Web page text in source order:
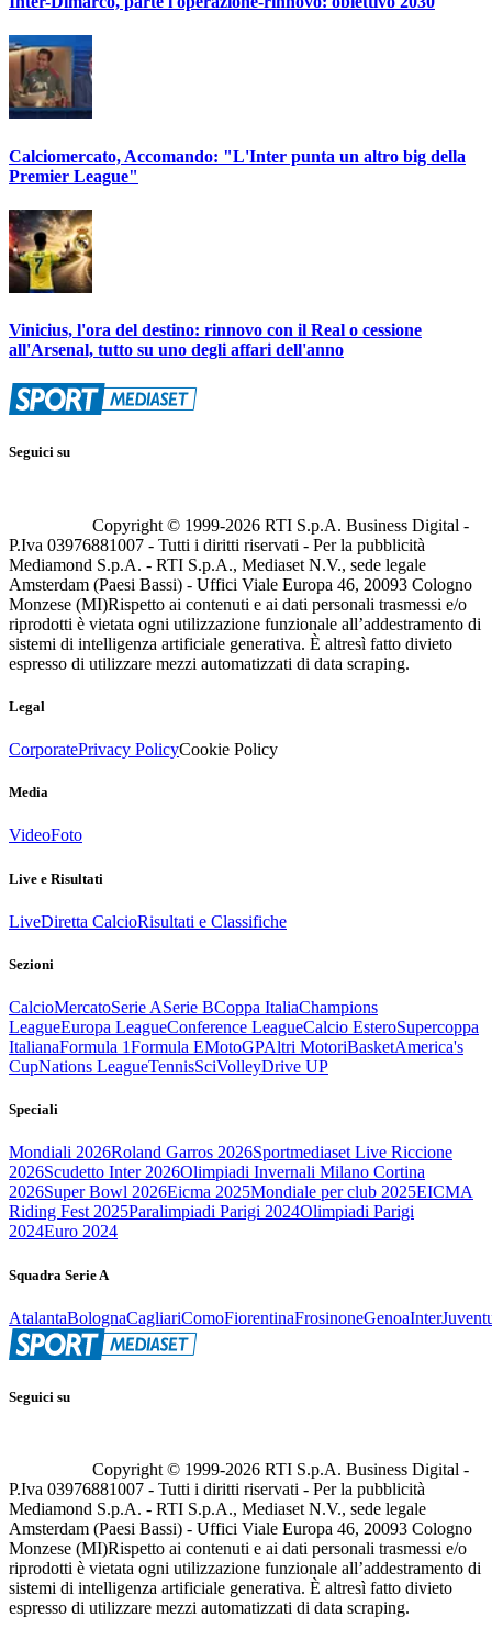
Calciomercato, Accomando: "L'Inter punta un altro big della
Premier League"
Vinicius, l'ora del destino: rinnovo con il Real o cessione
all'Arsenal, tutto su uno degli affari dell'anno
Seguici su
Copyright © 1999-2026 RTI S.p.A. Business Digital -
P.Iva 03976881007 - Tutti i diritti riservati - Per la pubblicità
Mediamond S.p.A. - RTI S.p.A., Mediaset N.V., sede legale
Amsterdam (Paesi Bassi) - Uffici Viale Europa 46, 20093 Cologno
Monzese (MI)Rispetto ai contenuti e ai dati personali trasmessi e/o
riprodotti è vietata ogni utilizzazione funzionale all’addestramento di
sistemi di intelligenza artificiale generativa. È altresì fatto divieto
espresso di utilizzare mezzi automatizzati di data scraping.
Legal
CorporatePrivacy PolicyCookie Policy
Media
VideoFoto
Live e Risultati
LiveDiretta CalcioRisultati e Classifiche
Sezioni
CalcioMercatoSerie ASerie BCoppa ItaliaChampions
LeagueEuropa LeagueConference LeagueCalcio EsteroSupercoppa
ItalianaFormula 1Formula EMotoGPAltri MotoriBasketAmerica's
CupNations LeagueTennisSciVolleyDrive UP
Speciali
Mondiali 2026Roland Garros 2026Sportmediaset Live Riccione
2026Scudetto Inter 2026Olimpiadi Invernali Milano Cortina
2026Super Bowl 2026Eicma 2025Mondiale per club 2025EICMA
Riding Fest 2025Paralimpiadi Parigi 2024Olimpiadi Parigi
2024Euro 2024
Squadra Serie A
AtalantaBolognaCagliariComoFiorentinaFrosinoneGenoaInter
Seguici su
Copyright © 1999-2026 RTI S.p.A. Business Digital -
P.Iva 03976881007 - Tutti i diritti riservati - Per la pubblicità
Mediamond S.p.A. - RTI S.p.A., Mediaset N.V., sede legale
Amsterdam (Paesi Bassi) - Uffici Viale Europa 46, 20093 Cologno
Monzese (MI)Rispetto ai contenuti e ai dati personali trasmessi e/o
riprodotti è vietata ogni utilizzazione funzionale all’addestramento di
sistemi di intelligenza artificiale generativa. È altresì fatto divieto
espresso di utilizzare mezzi automatizzati di data scraping.